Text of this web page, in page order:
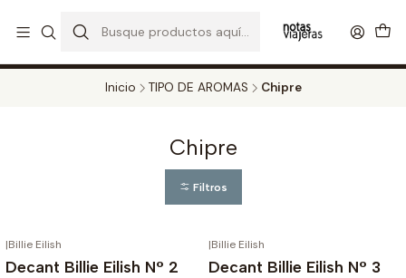
TODOS LOS DECANTS
Inicio TIPO DE AROMAS Chipre
Chipre
Filtros
-20%OFF
|Billie Eilish
Decant Billie Eilish N° 2
-20%OFF
|Billie Eilish
Decant Billie Eilish N° 3